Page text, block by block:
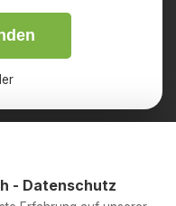
- Datenschutz